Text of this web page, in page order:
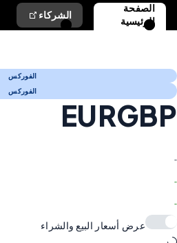
الصفحة
الرئيسية
الشركاء
الفوركس
الفوركس
EURGBP
-
-
-
عرض أسعار البيع والشراء